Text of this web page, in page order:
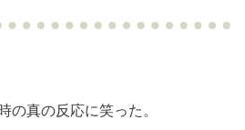
の真の反応に笑った。